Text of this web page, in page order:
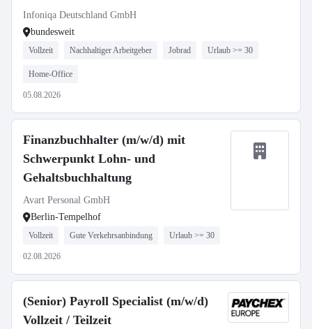
Infoniqa Deutschland GmbH
bundesweit
Vollzeit Nachhaltiger Arbeitgeber Jobrad Urlaub >= 30
Home-Office
05.08.2026
Finanzbuchhalter (m/w/d) mit
Schwerpunkt Lohn- und
Gehaltsbuchhaltung
Avart Personal GmbH
Berlin-Tempelhof
Vollzeit Gute Verkehrsanbindung Urlaub >= 30
02.08.2026
(Senior) Payroll Specialist (m/w/d)
Vollzeit / Teilzeit